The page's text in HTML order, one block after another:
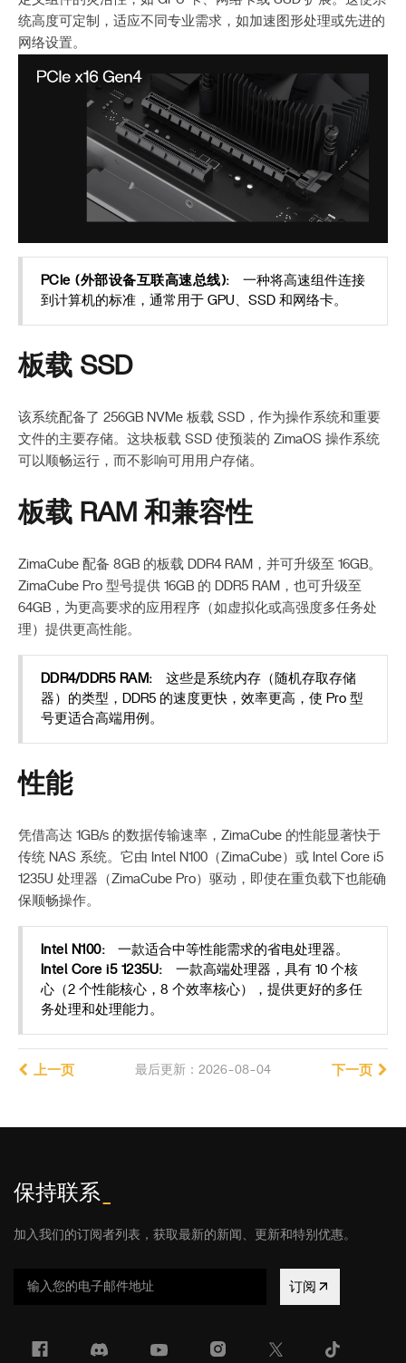
统高度可定制，适应不同专业需求，如加速图形处理或先进的
网络设置。
PCIe (外部设备互联高速总线):
一种将高速组件连接
到计算机的标准，通常用于 GPU、SSD 和网络卡。
板载 SSD
该系统配备了 256GB NVMe 板载 SSD，作为操作系统和重要
文件的主要存储。这块板载 SSD 使预装的 ZimaOS 操作系统
可以顺畅运行，而不影响可用用户存储。
板载 RAM 和兼容性
ZimaCube 配备 8GB 的板载 DDR4 RAM，并可升级至 16GB。
ZimaCube Pro 型号提供 16GB 的 DDR5 RAM，也可升级至
64GB，为更高要求的应用程序（如虚拟化或高强度多任务处
理）提供更高性能。
DDR4/DDR5 RAM:
这些是系统内存（随机存取存储
器）的类型，DDR5 的速度更快，效率更高，使 Pro 型
号更适合高端用例。
性能
凭借高达 1GB/s 的数据传输速率，ZimaCube 的性能显著快于
传统 NAS 系统。它由 Intel N100（ZimaCube）或 Intel Core i5
1235U 处理器（ZimaCube Pro）驱动，即使在重负载下也能确
保顺畅操作。
Intel N100:
一款适合中等性能需求的省电处理器。
Intel Core i5 1235U:
一款高端处理器，具有 10 个核
心（2 个性能核心，8 个效率核心），提供更好的多任
务处理和处理能力。
最后更新：2026-08-04
上一页 下一页
保持联系
加入我们的订阅者列表，获取最新的新闻、更新和特别优惠。
订阅